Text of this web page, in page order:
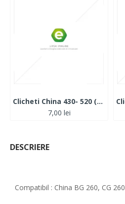
Clicheti China 430- 520 (Metal)
7,00 lei
DESCRIERE
Compatibil : China BG 260, CG 260